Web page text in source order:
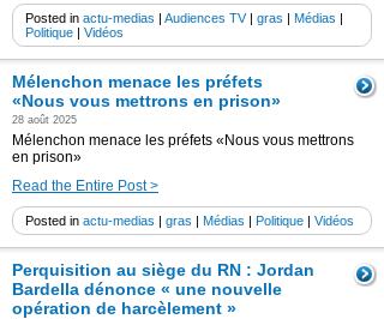
Posted in actu-medias | Audiences TV| gras | Médias |
Politique | Vidéos
Mélenchon menace les préfets
«Nous vous mettrons en prison»
28 août 2025
Mélenchon menace les préfets «Nous vous mettrons
en prison»
Read the Entire Post >
Posted in actu-medias | gras | Médias | Politique | Vidéos
Perquisition au siège du RN : Jordan
Bardella dénonce « une nouvelle
opération de harcèlement »